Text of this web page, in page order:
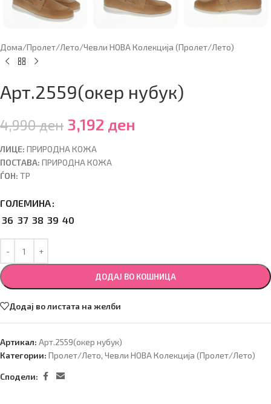
Дома/Пролет/Лето/Чевли НОВА Колекција (Пролет/Лето)
Арт.2559(окер нубук)
4,990ден 3,192 ден
ЛИЦЕ: ПРИРОДНА КОЖА
ПОСТАВА: ПРИРОДНА КОЖА
ЃОН: ТР
ГОЛЕМИНА
36 37 38 39 40
ДОДАЈ ВО КОШНИЦА
Додај во листата на желби
Артикал: Арт.2559(окер нубук)
Категории: Пролет/Лето, Чевли НОВА Колекција (Пролет/Лето)
Сподели: